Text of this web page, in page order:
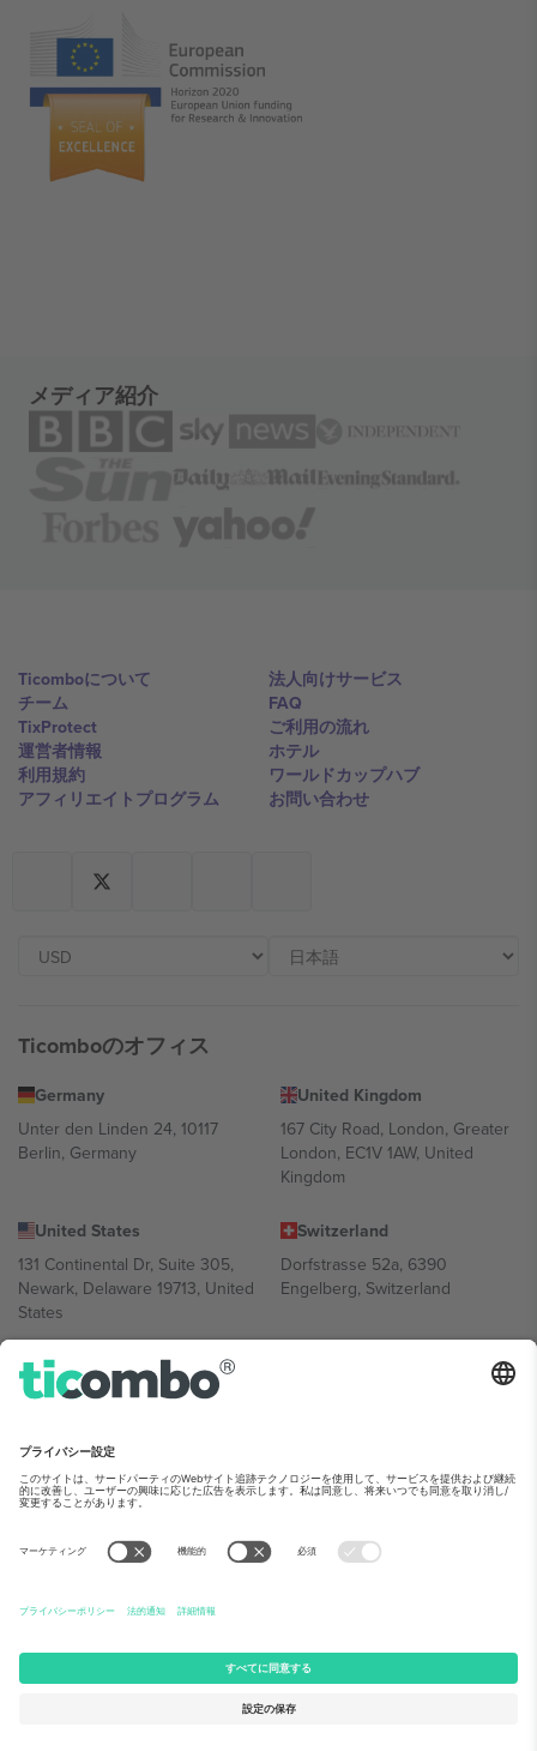
メディア紹介
Ticomboについて
チーム
TixProtect
運営者情報
利用規約
アフィリエイトプログラム
法人向けサービス
FAQ
ご利用の流れ
ホテル
ワールドカップハブ
お問い合わせ
Ticomboのオフィス
Germany
Unter den Linden 24, 10117
Berlin, Germany
United Kingdom
167 City Road, London, Greater
London, EC1V 1AW, United
Kingdom
United States
131 Continental Dr, Suite 305,
Newark, Delaware 19713, United
States
Switzerland
Dorfstrasse 52a, 6390
Engelberg, Switzerland
Bulgaria
Regus Sofia City West, bul
Bulgaria
Mexico
Av Chapultepec 360, Roma
Norte, Cuauhtémoc, 06700
Mexico
Platform provider legal entity might vary depending on location,
event and/or domain.詳細は各イベントページをご確認ください。,
© 2026 Ticombo. 無断転載を禁じます.